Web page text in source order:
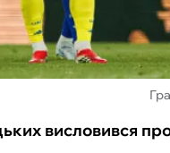
висловився про